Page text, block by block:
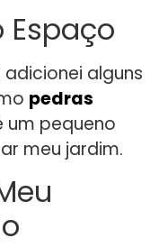
Espaço
alguns
pedras
um pequeno
meu jardim.